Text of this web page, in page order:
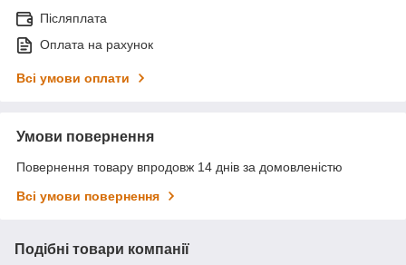
Післяплата
Оплата на рахунок
Всі умови оплати
Умови повернення
Повернення товару впродовж 14 днів за домовленістю
Всі умови повернення
Подібні товари компанії